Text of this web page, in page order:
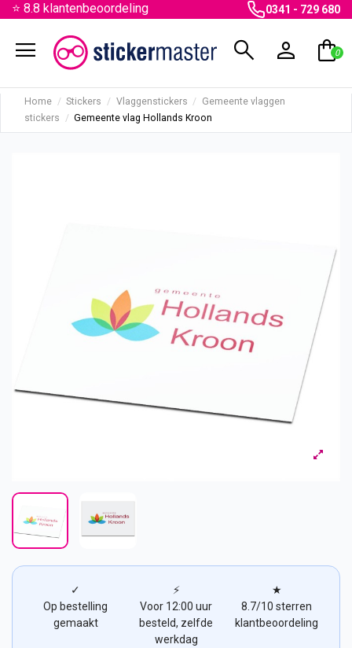
⭐ 8.8 klantenbeoordeling 0341 - 729 680
menu search person shopping_bag
0
Home Stickers Vlaggenstickers
Gemeente vlaggen
stickers
Gemeente vlag Hollands Kroon
✓
Op bestelling
gemaakt
⚡
Voor 12:00 uur
besteld, zelfde
werkdag
★
8.7/10 sterren
klantbeoordeling